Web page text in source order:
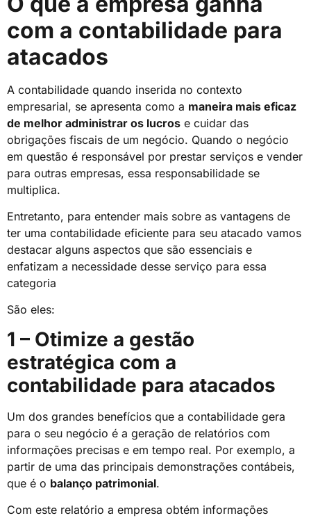
com a contabilidade para
atacados
A contabilidade quando inserida no contexto
empresarial, se apresenta como a maneira mais eficaz
de melhor administrar os lucros e cuidar das
obrigações fiscais de um negócio. Quando o negócio
em questão é responsável por prestar serviços e vender
para outras empresas, essa responsabilidade se
multiplica.
Entretanto, para entender mais sobre as vantagens de
ter uma contabilidade eficiente para seu atacado vamos
destacar alguns aspectos que são essenciais e
enfatizam a necessidade desse serviço para essa
categoria
São eles:
1 – Otimize a gestão
estratégica com a
contabilidade para atacados
Um dos grandes benefícios que a contabilidade gera
para o seu negócio é a geração de relatórios com
informações precisas e em tempo real. Por exemplo, a
partir de uma das principais demonstrações contábeis,
que é o balanço patrimonial.
Com este relatório a empresa obtém informações